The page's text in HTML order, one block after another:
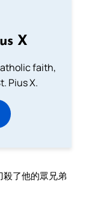
X
faith,
Pius X.
了他的眾兄弟